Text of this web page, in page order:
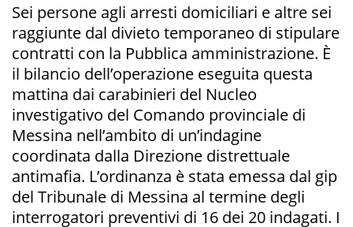
Sei persone agli arresti domiciliari e altre sei
raggiunte dal divieto temporaneo di stipulare
contratti con la Pubblica amministrazione. È
il bilancio dell’operazione eseguita questa
mattina dai carabinieri del Nucleo
investigativo del Comando provinciale di
Messina nell’ambito di un’indagine
coordinata dalla Direzione distrettuale
antimafia. L’ordinanza è stata emessa dal gip
del Tribunale di Messina al termine degli
interrogatori preventivi di 16 dei 20 indagati. I